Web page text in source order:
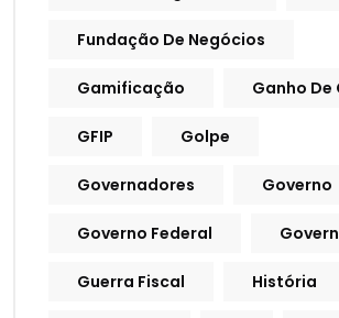
Fundação De Negócios
Gamificação Ganho
GFIP Golpe
Governadores Governo
Governo Federal
Guerra Fiscal História